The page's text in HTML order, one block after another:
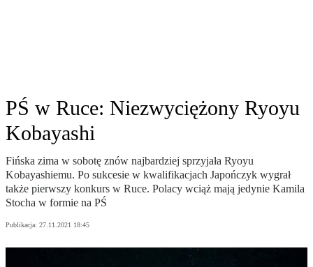
PŚ w Ruce: Niezwyciężony Ryoyu
Kobayashi
Fińska zima w sobotę znów najbardziej sprzyjała Ryoyu
Kobayashiemu. Po sukcesie w kwalifikacjach Japończyk wygrał
także pierwszy konkurs w Ruce. Polacy wciąż mają jedynie Kamila
Stocha w formie na PŚ
Publikacja: 27.11.2021 18:45